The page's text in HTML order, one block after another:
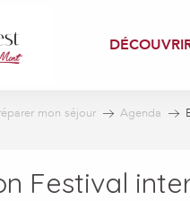
mon séjour Agenda
Festival